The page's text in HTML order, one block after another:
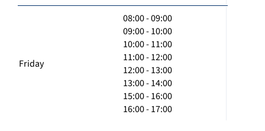
Friday
08:00 - 09:00
09:00 - 10:00
10:00 - 11:00
11:00 - 12:00
12:00 - 13:00
13:00 - 14:00
15:00 - 16:00
16:00 - 17:00